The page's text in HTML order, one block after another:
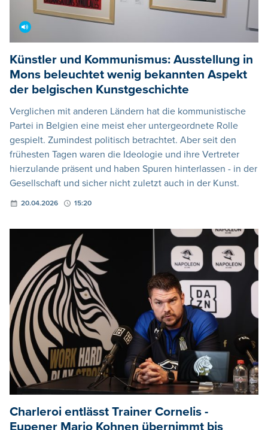
Künstler und Kommunismus: Ausstellung in
Mons beleuchtet wenig bekannten Aspekt
der belgischen Kunstgeschichte
Verglichen mit anderen Ländern hat die kommunistische
Partei in Belgien eine meist eher untergeordnete Rolle
gespielt. Zumindest politisch betrachtet. Aber seit den
frühesten Tagen waren die Ideologie und ihre Vertreter
hierzulande präsent und haben Spuren hinterlassen - in der
Gesellschaft und sicher nicht zuletzt auch in der Kunst.
20.04.2026 15:20
Charleroi entlässt Trainer Cornelis -
Eupener Mario Kohnen übernimmt bis